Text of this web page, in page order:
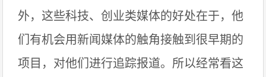
外，这些科技、创业类媒体的好处在于，他
们有机会用新闻媒体的触角接触到很早期的
项目，对他们进行追踪报道。所以经常看这